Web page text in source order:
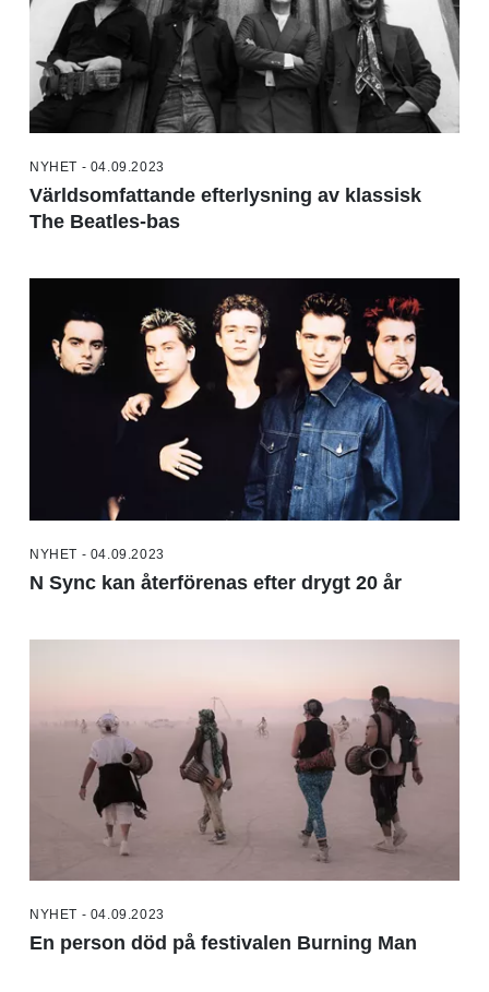
NYHET - 04.09.2023
Världsomfattande efterlysning av klassisk
The Beatles-bas
NYHET - 04.09.2023
N Sync kan återförenas efter drygt 20 år
NYHET - 04.09.2023
En person död på festivalen Burning Man